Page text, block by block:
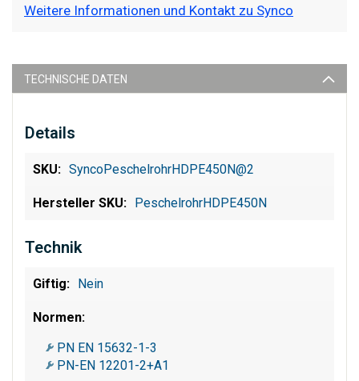
Weitere Informationen und Kontakt zu Synco
TECHNISCHE DATEN
Details
SyncoPeschelrohrHDPE450N@2
PeschelrohrHDPE450N
Technik
Nein
PN EN 15632-1-3
PN-EN 12201-2+A1